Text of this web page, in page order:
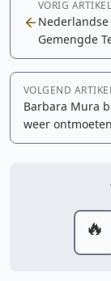
VORIG ARTIKEL
Gemengde
VOLGEND
Barbara Mura
weer ontmoeten
🔥